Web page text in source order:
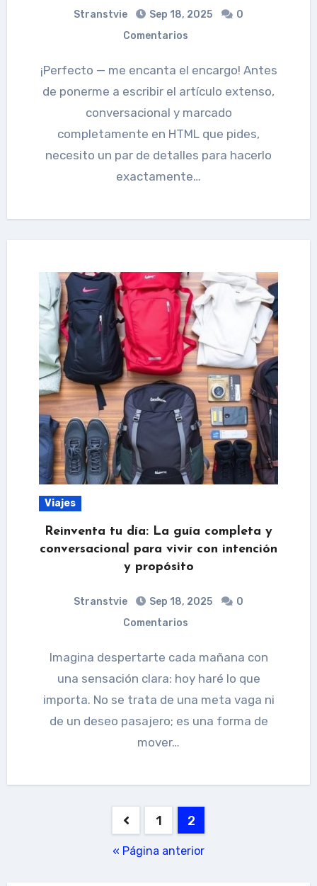
Stranstvie Sep 18, 2025
0
Comentarios
¡Perfecto — me encanta el encargo! Antes
de ponerme a escribir el artículo extenso,
conversacional y marcado
completamente en HTML que pides,
necesito un par de detalles para hacerlo
exactamente…
Viajes
Reinventa tu día: La guía completa y
conversacional para vivir con intención
y propósito
Stranstvie Sep 18, 2025
0
Comentarios
Imagina despertarte cada mañana con
una sensación clara: hoy haré lo que
importa. No se trata de una meta vaga ni
de un deseo pasajero; es una forma de
mover…
Paginación
1 2
« Página anterior